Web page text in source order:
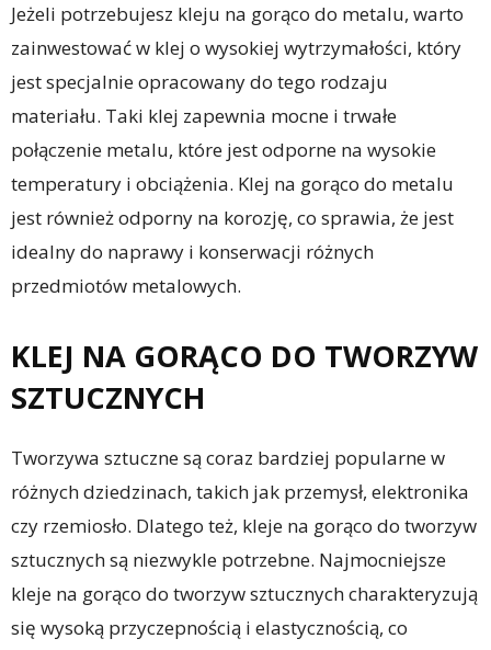
Jeżeli potrzebujesz kleju na gorąco do metalu, warto
zainwestować w klej o wysokiej wytrzymałości, który
jest specjalnie opracowany do tego rodzaju
materiału. Taki klej zapewnia mocne i trwałe
połączenie metalu, które jest odporne na wysokie
temperatury i obciążenia. Klej na gorąco do metalu
jest również odporny na korozję, co sprawia, że jest
idealny do naprawy i konserwacji różnych
przedmiotów metalowych.
KLEJ NA GORĄCO DO TWORZYW
SZTUCZNYCH
Tworzywa sztuczne są coraz bardziej popularne w
różnych dziedzinach, takich jak przemysł, elektronika
czy rzemiosło. Dlatego też, kleje na gorąco do tworzyw
sztucznych są niezwykle potrzebne. Najmocniejsze
kleje na gorąco do tworzyw sztucznych charakteryzują
się wysoką przyczepnością i elastycznością, co